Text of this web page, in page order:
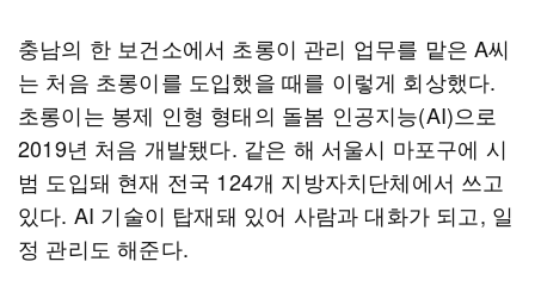
충남의 한 보건소에서 초롱이 관리 업무를 맡은 A씨
는 처음 초롱이를 도입했을 때를 이렇게 회상했다.
초롱이는 봉제 인형 형태의 돌봄 인공지능(AI)으로
2019년 처음 개발됐다. 같은 해 서울시 마포구에 시
범 도입돼 현재 전국 124개 지방자치단체에서 쓰고
있다. AI 기술이 탑재돼 있어 사람과 대화가 되고, 일
정 관리도 해준다.